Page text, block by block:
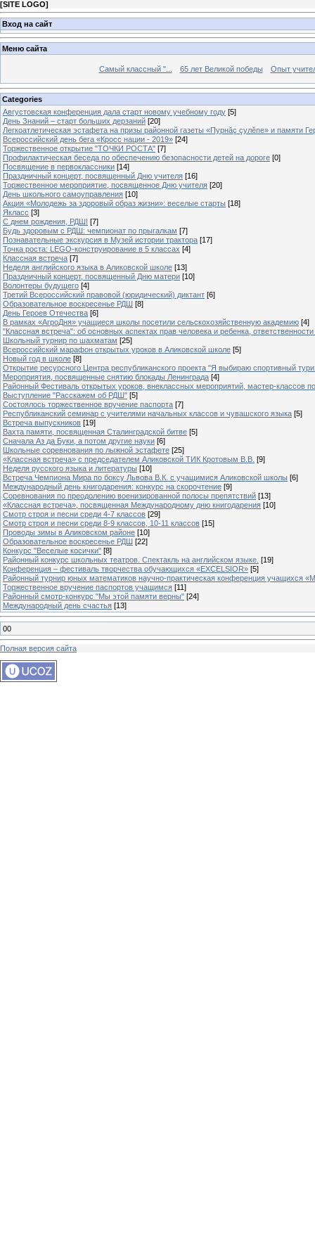
[SITE LOGO]
Вход на сайт
Меню сайта
Самый классный "... 65 лет Великой победы Опыт
Categories
Августовская конференция дала старт новому учебному году [5]
День Знаний – старт больших дерзаний [20]
Легкоатлетическая эстафета на призы районной газеты «Пурнăç çулĕпе» и памяти
Всероссийский день бега «Кросс нации - 2019» [24]
Торжественное открытие "ТОЧКИ РОСТА" [7]
Профилактическая беседа по обеспечению безопасности детей на дороге [0]
Посвящение в первоклассники [14]
Праздничный концерт, посвященный Дню учителя [16]
Торжественное мероприятие, посвященное Дню учителя [20]
День школьного самоуправления [10]
Акция «Молодежь за здоровый образ жизни»: веселые старты [18]
Якласс [3]
С днем рождения, РДШ! [7]
Будь здоровым с РДШ: чемпионат по прыгалкам [7]
Познавательные экскурсия в Музей истории трактора [17]
Точка роста: LEGO-конструирование в 5 классах [4]
Классная встреча [7]
Неделя английского языка в Аликовской школе [13]
Праздничный концерт, посвященный Дню матери [10]
Волонтеры будущего [4]
Третий Всероссийский правовой (юридический) диктант [6]
Образовательное воскресенье РДШ [8]
День Героев Отечества [6]
В рамках «АгроДня» учащиеся школы посетили сельскохозяйственную академию [4]
"Классная встреча": об основных аспектах прав человека и ребенка,
Школьный турнир по шахматам [25]
Всероссийский марафон открытых уроков в Аликовской школе [5]
Новый год в школе [8]
Открытие ресурсного Центра республиканского проекта "Я выбираю спортивный
Мероприятия, посвященные снятию блокады Ленинграда [4]
Районный Фестиваль открытых уроков, внеклассных мероприятий, мастер-классов
Выступление "Расскажем об РДШ" [5]
Состоялось торжественное вручение паспорта [7]
Республиканский семинар с учителями начальных классов и чувашского языка [5]
Встреча выпускников [19]
Вахта памяти, посвященная Сталинградской битве [5]
Сначала Аз да Буки, а потом другие науки [6]
Школьные соревнования по лыжной эстафете [25]
«Классная встреча» с председателем Аликовской ТИК Кротовым В.В. [9]
Неделя русского языка и литературы [10]
Встреча Чемпиона Мира по боксу Львова В.К. с учащимися Аликовской школы [6]
Международный день книгодарения: конкурс на скорочтение [9]
Cоревнования по преодолению военизированной полосы препятствий [13]
«Классная встреча», посвященная Международному дню книгодарения [10]
Смотр строя и песни среди 4-7 классов [29]
Смотр строя и песни среди 8-9 классов, 10-11 классов [15]
Проводы зимы в Аликовском районе [10]
Образовательное воскресенье РДШ [22]
Конкурс "Веселые косички" [8]
Районный конкурс школьных театров. Спектакль на английском языке. [19]
Конференция – фестиваль творчества обучающихся «EXCELSIOR» [5]
Районный турнир юных математиков научно-практическая конференция учащихся
Торжественное вручение паспортов учащимся [11]
Районный смотр-конкурс "Мы этой памяти верны" [24]
Международный день счастья [13]
00
Полная версия сайта